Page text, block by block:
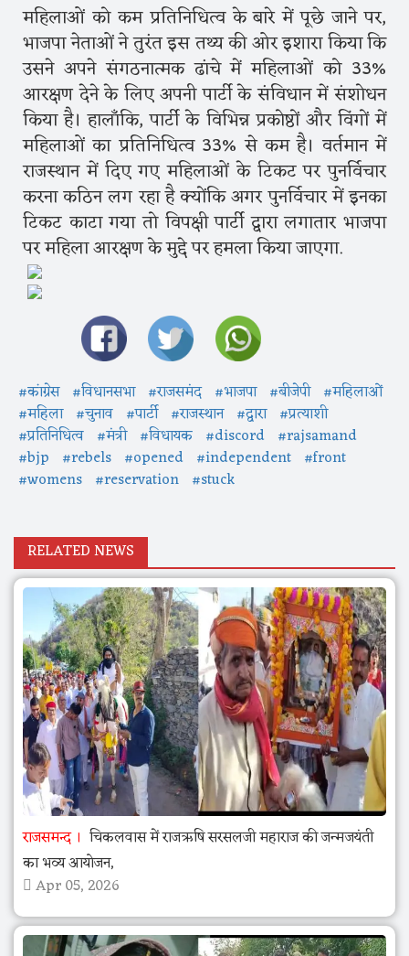
महिलाओं को कम प्रतिनिधित्व के बारे में पूछे जाने पर,
भाजपा नेताओं ने तुरंत इस तथ्य की ओर इशारा किया कि
उसने अपने संगठनात्मक ढांचे में महिलाओं को 33%
आरक्षण देने के लिए अपनी पार्टी के संविधान में संशोधन
किया है। हालाँकि, पार्टी के विभिन्न प्रकोष्ठों और विंगों में
महिलाओं का प्रतिनिधित्व 33% से कम है। वर्तमान में
राजस्थान में दिए गए महिलाओं के टिकट पर पुनर्विचार
करना कठिन लग रहा है क्योंकि अगर पुनर्विचार में इनका
टिकट काटा गया तो विपक्षी पार्टी द्वारा लगातार भाजपा
पर महिला आरक्षण के मुद्दे पर हमला किया जाएगा.
#कांग्रेस #विधानसभा #राजसमंद #भाजपा #बीजेपी #महिलाओं
#महिला #चुनाव #पार्टी #राजस्थान #द्वारा #प्रत्याशी
#प्रतिनिधित्व #मंत्री #विधायक #discord #rajsamand
#bjp #rebels #opened #independent #front
#womens #reservation #stuck
RELATED NEWS
राजसमन्द
चिकलवास में राजऋषि सरसलजी महाराज की जन्मजयंती
का भव्य आयोजन,
Apr 05, 2026